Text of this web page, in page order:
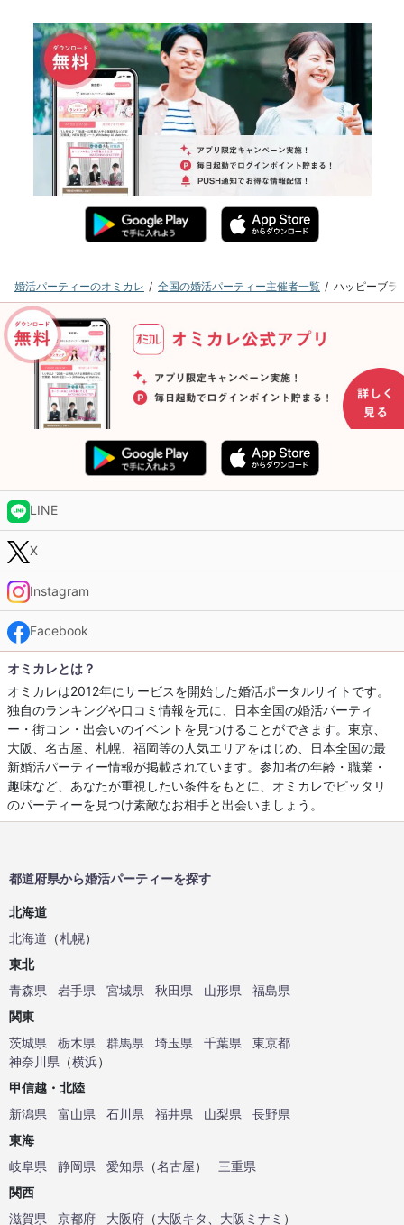
婚活パーティーのオミカレ 全国の婚活パーティー主催者一覧 ハッピーブラ
LINE
X
Instagram
Facebook
オミカレとは？
オミカレは2012年にサービスを開始した婚活ポータルサイトです。
独自のランキングや口コミ情報を元に、日本全国の婚活パーティ
ー・街コン・出会いのイベントを見つけることができます。東京、
大阪、名古屋、札幌、福岡等の人気エリアをはじめ、日本全国の最
新婚活パーティー情報が掲載されています。参加者の年齢・職業・
趣味など、あなたが重視したい条件をもとに、オミカレでピッタリ
のパーティーを見つけ素敵なお相手と出会いましょう。
都道府県から婚活パーティーを探す
北海道
北海道 （札幌）
東北
青森県
岩手県 宮城県 秋田県 山形県
福島県
関東
茨城県
栃木県 群馬県 埼玉県 千葉県
東京都
神奈川県 （横浜）
甲信越・北陸
新潟県
富山県 石川県 福井県 山梨県
長野県
東海
岐阜県
静岡県 愛知県 （名古屋）
三重県
関西
滋賀県
京都府 大阪府 （大阪キタ 大阪ミナミ ）